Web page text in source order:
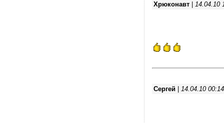
Хрюконавт 14.04.10
Сергей 14.04.10 00:14